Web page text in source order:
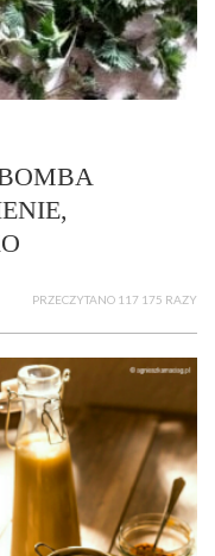
PRZECZYTANO 117 175 RAZY